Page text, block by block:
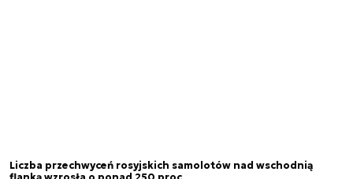
Liczba przechwyceń rosyjskich samolotów nad wschodnią